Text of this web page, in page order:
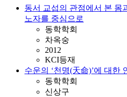
동서 교섭의 관점에서 본 몸
노자를 중심으로
동학학회
차옥숭
2012
KCI등재
수운의 ‘천명(天命)’에 대한
동학학회
신상구